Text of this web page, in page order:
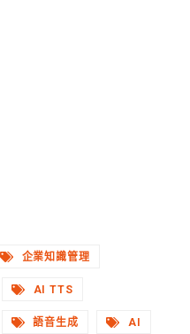
企業知識管理
AI TTS
語音生成 AI